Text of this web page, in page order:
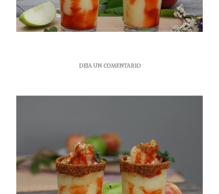
DEJA UN COMENTARIOEN
PRIMAVERA